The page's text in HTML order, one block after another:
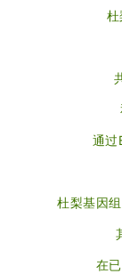
通过
杜梨基因
在